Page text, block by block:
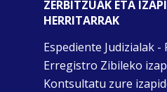
ZERBITZUAK ETA
HERRITARRAK
Espediente Judizialak -
Erregistro Zibileko
Kontsultatu zure